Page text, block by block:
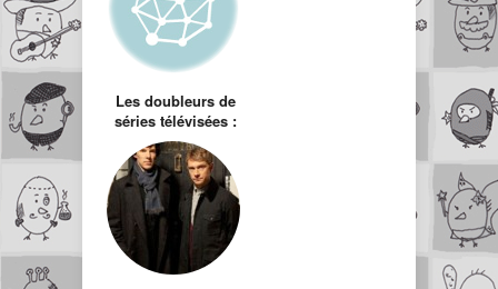
Family Guy VS
SouthPark)
Les doubleurs de
séries télévisées :
Les Chevaliers Du
Zodiaque